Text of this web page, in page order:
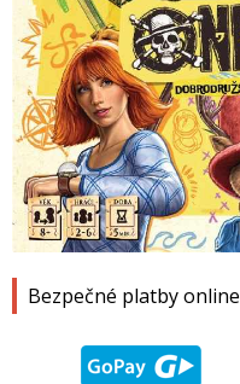
Bezpečné platby online